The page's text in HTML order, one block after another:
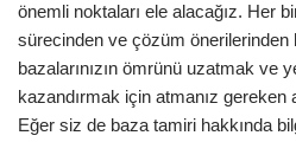
önemli noktaları ele alacağız. Her
sürecinden ve çözüm önerilerinden
bazalarınızın ömrünü uzatmak ve
kazandırmak için atmanız gereken
Eğer siz de baza tamiri hakkında